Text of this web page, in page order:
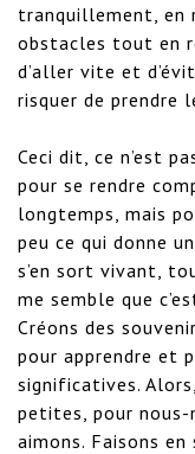
tranquillement, en
obstacles tout en
d’aller vite et
risquer de prendre
Ceci dit, ce n’est
pour se rendre
longtemps, mais
peu ce qui donne
s’en sort vivant,
me semble que
Créons des
pour apprendre et
significatives.
petites, pour nous-
aimons. Faisons en